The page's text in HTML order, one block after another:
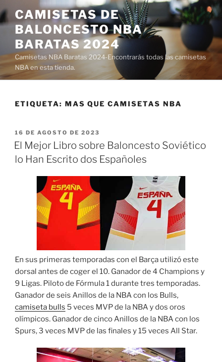
al
contenido
CAMISETAS DE
BALONCESTO NBA
BARATAS 2024
Camisetas NBA Baratas 2024-Encontrarás todas las camisetas
NBA en esta tienda.
ETIQUETA: MAS QUE CAMISETAS NBA
PUBLICADO
EL
16 DE AGOSTO DE 2023
El Mejor Libro sobre Baloncesto Soviético
lo Han Escrito dos Españoles
En sus primeras temporadas con el Barça utilizó este
dorsal antes de coger el 10. Ganador de 4 Champions y
9 Ligas. Piloto de Fórmula 1 durante tres temporadas.
Ganador de seis Anillos de la NBA con los Bulls,
camiseta bulls 5 veces MVP de la NBA y dos oros
olímpicos. Ganador de cinco Anillos de la NBA con los
Spurs, 3 veces MVP de las finales y 15 veces All Star.